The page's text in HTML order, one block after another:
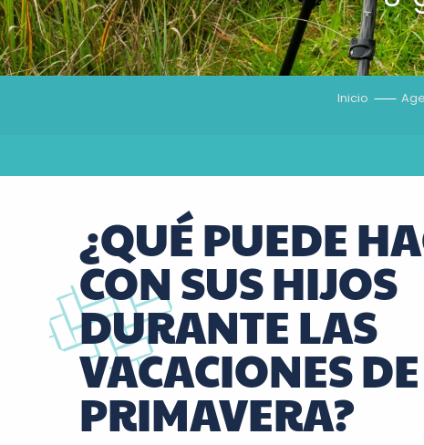
Inicio
¿QUÉ PUEDE
CON SUS HIJOS
DURANTE LAS
VACACIONES DE
PRIMAVERA?